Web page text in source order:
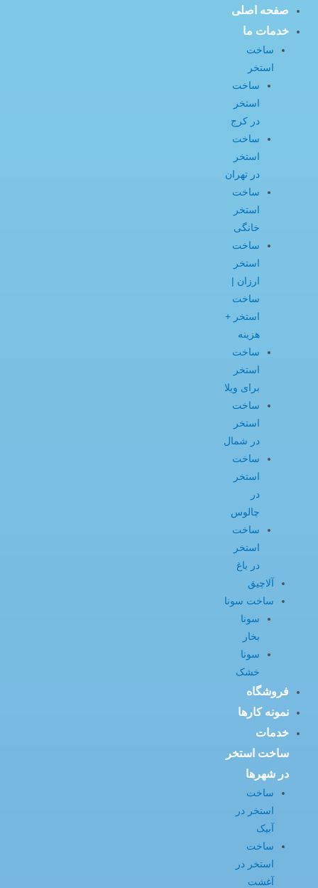
صفحه اصلی
خدمات ما
ساخت
استخر
ساخت
استخر
در کرج
ساخت
استخر
در تهران
ساخت
استخر
خانگی
ساخت
استخر
ارزان |
ساخت
استخر +
هزینه
ساخت
استخر
برای ویلا
ساخت
استخر
در شمال
ساخت
استخر
در
چالوس
ساخت
استخر
در باغ
آلاچیق
ساخت سونا
سونا
بخار
سونا
خشک
فروشگاه
نمونه کارها
خدمات
ساخت استخر
در شهرها
ساخت
استخر در
آبیک
ساخت
استخر در
آغشت